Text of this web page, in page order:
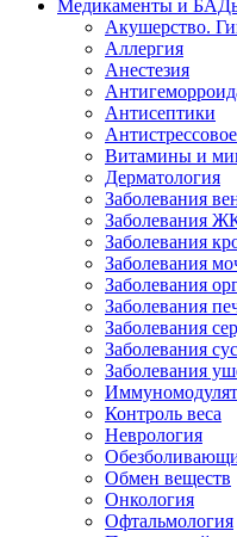
Медикаменты и
Акушерство.
Аллергия
Анестезия
Антисептики
Витамины и
Дерматология
Заболевания
Заболевания
Заболевания
Заболевания
Заболевания
Заболевания
Заболевания
Заболевания
Заболевания
Контроль веса
Неврология
Обмен веществ
Онкология
Офтальмология